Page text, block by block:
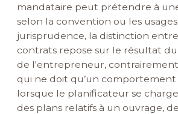
mandataire peut prétendre à
selon la convention ou les
jurisprudence, la distinction
contrats repose sur le résultat
de l'entrepreneur,
qui ne doit qu’un comportement
lorsque le planificateur se
des plans relatifs à un ouvrage,